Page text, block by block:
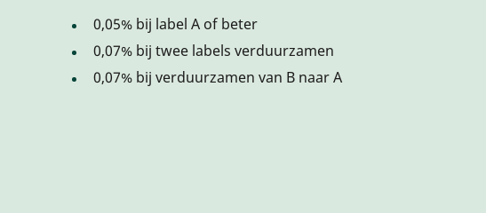
0,05% bij label A of beter
0,07% bij twee labels verduurzamen
0,07% bij verduurzamen van B naar A